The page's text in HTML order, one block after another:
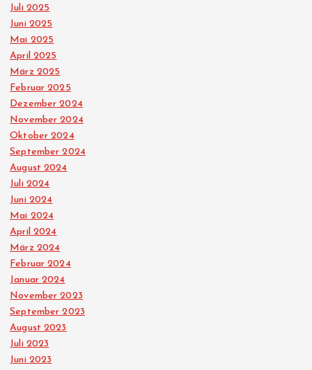
Juli 2025
Juni 2025
Mai 2025
April 2025
März 2025
Februar 2025
Dezember 2024
November 2024
Oktober 2024
September 2024
August 2024
Juli 2024
Juni 2024
Mai 2024
April 2024
März 2024
Februar 2024
Januar 2024
November 2023
September 2023
August 2023
Juli 2023
Juni 2023